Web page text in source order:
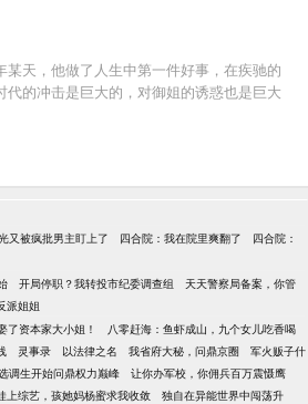
天，他做了人生中第一件好事，在疾驰的
的冲击是巨大的，对御姐的诱惑也是巨大
又被疯批男主盯上了 四合院：我在院里爽翻了
四合院：
开局停职？我转投市纪委调查组
天天警察局备案，你管
派姐姐
了资本家大小姐！
八零赶海：鱼虾成山，九个女儿吃香喝
灵事录 以法律之名 我省府大秘，问鼎京圈
军火贩子什
调生开始问鼎权力巅峰
让你办军校，你佣兵百万震慑鹰
上综艺，孩她妈杨蜜求我收敛
独自在异能世界中闯荡升